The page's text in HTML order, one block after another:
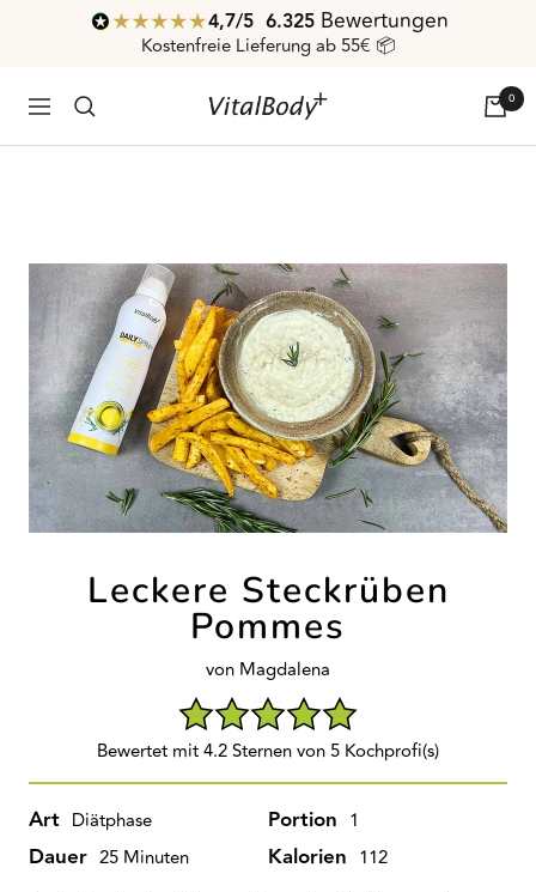
4,7/ 5 6.325 Bewertungen
Kostenfreie Lieferung ab 55€ 📦
Navigation VitalBodyPLUS.de 0
Leckere Steckrüben
Pommes
von Magdalena
Bewertet mit 4.2 Sternen von 5 Kochprofi(s)
Art Diätphase Portion 1
Dauer 25 Minuten Kalorien 112